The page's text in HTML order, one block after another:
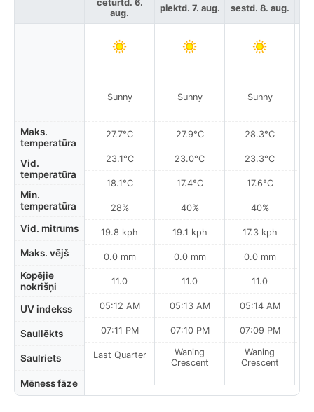
Maks.
temperatūra
Vid.
temperatūra
Min.
temperatūra
Vid. mitrums
Maks. vējš
Kopējie
nokrišņi
UV indekss
Saullēkts
Saulriets
Mēness fāze
ceturtd. 6.
aug.
Sunny
27.7°C
23.1°C
18.1°C
28%
19.8 kph
0.0 mm
11.0
05:12 AM
07:11 PM
Last Quarter
piektd. 7. aug.
Sunny
27.9°C
23.0°C
17.4°C
40%
19.1 kph
0.0 mm
11.0
05:13 AM
07:10 PM
Waning
Crescent
sestd. 8. aug.
Sunny
28.3°C
23.3°C
17.6°C
40%
17.3 kph
0.0 mm
11.0
05:14 AM
07:09 PM
Waning
Crescent